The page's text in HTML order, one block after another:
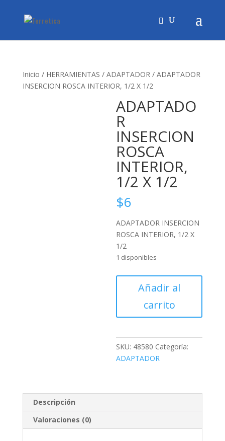
Inicio / HERRAMIENTAS / ADAPTADOR/ ADAPTADOR
INSERCION ROSCA INTERIOR, 1/2 X 1/2
ADAPTADO
R
INSERCION
ROSCA
INTERIOR,
1/2 X 1/2
$6
ADAPTADOR INSERCION
ROSCA INTERIOR, 1/2 X
1/2
1 disponibles
INSERCION
INTERIOR,
X
1/2
cantidad
Añadir al
carrito
SKU: 48580 Categoría:
ADAPTADOR
Descripción
Valoraciones (0)